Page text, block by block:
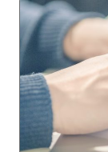
企業・